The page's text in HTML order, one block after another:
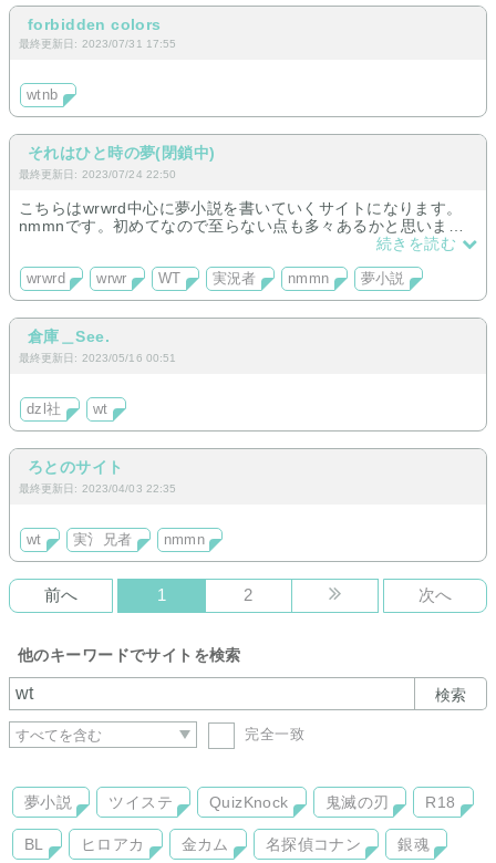
forbidden colors
最終更新日: 2023/07/31 17:55
wtnb
それはひと時の夢(閉鎖中)
最終更新日: 2023/07/24 22:50
こちらはwrwrd中心に夢小説を書いていくサイトになります。
nmmnです。初めてなので至らない点も多々あるかと思います
続きを読む
wrwrd wrwr WT 実況者 nmmn 夢小説
倉庫＿See.
最終更新日: 2023/05/16 00:51
dzl社 wt
ろとのサイト
最終更新日: 2023/04/03 22:35
wt 実氵兄者 nmmn
前へ 1 2 次へ
他のキーワードでサイトを検索
検索
完全一致
夢小説 ツイステ QuizKnock 鬼滅の刃 R18
BL ヒロアカ 金カム 名探偵コナン 銀魂